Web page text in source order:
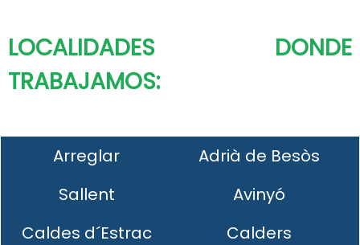
LOCALIDADES DONDE
TRABAJAMOS:
Arreglar
Adrià de Besòs
Sallent
Avinyó
Caldes d´Estrac
Calders